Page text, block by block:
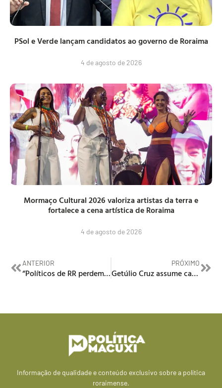
PSol e Verde lançam candidatos ao governo de Roraima
4 de agosto de 2026
Mormaço Cultural 2026 valoriza artistas da terra e
fortalece a cena artística de Roraima
4 de agosto de 2026
ANTERIOR
“Políticos de RR perdem prestígio com o Governo Federal”, diz Telmário
PRÓXIMO
Getúlio Cruz assume cadeira na Academia Roraimense de Letras
Informação de qualidade e conteúdo exclusivo sobre a política
roraimense.